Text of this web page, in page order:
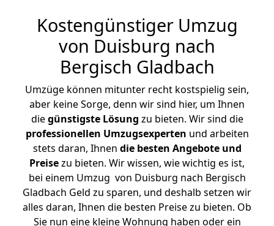
Kostengünstiger Umzug
von Duisburg nach
Bergisch Gladbach
Umzüge können mitunter recht kostspielig sein,
aber keine Sorge, denn wir sind hier, um Ihnen
diegünstigste Lösung zu bieten. Wir sind die
professionellen Umzugsexperten und arbeiten
stets daran, Ihnen die besten Angebote und
Preisezu bieten. Wir wissen, wie wichtig es ist,
bei einem Umzug von Duisburg nach Bergisch
Gladbach Geld zu sparen, und deshalb setzen wir
alles daran, Ihnen die besten Preise zu bieten. Ob
Sie nun eine kleine Wohnung haben oder ein